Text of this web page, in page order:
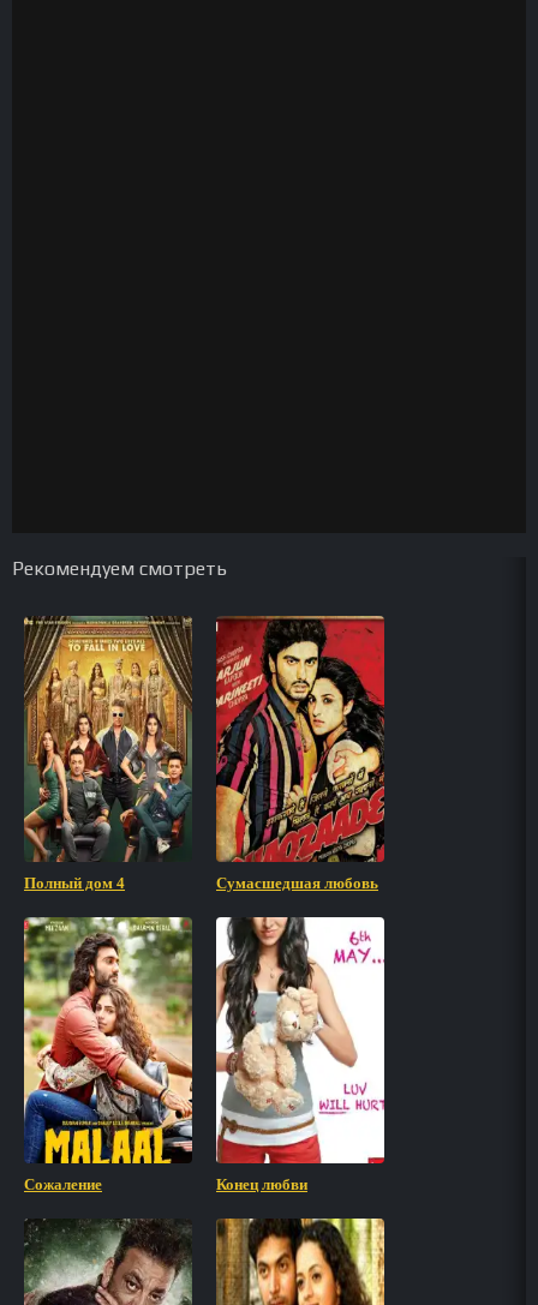
Рекомендуем смотреть
Полный дом 4 Сумасшедшая любовь
Сожаление Конец любви